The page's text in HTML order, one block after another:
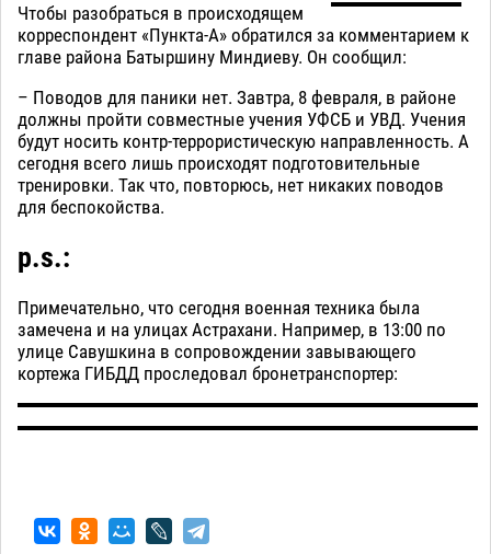
Чтобы разобраться в происходящем
корреспондент «Пункта-А» обратился за комментарием к
главе района Батыршину Миндиеву. Он сообщил:
– Поводов для паники нет. Завтра, 8 февраля, в районе
должны пройти совместные учения УФСБ и УВД. Учения
будут носить контр-террористическую направленность. А
сегодня всего лишь происходят подготовительные
тренировки. Так что, повторюсь, нет никаких поводов
для беспокойства.
p.s.:
Примечательно, что сегодня военная техника была
замечена и на улицах Астрахани. Например, в 13:00 по
улице Савушкина в сопровождении завывающего
кортежа ГИБДД проследовал бронетранспортер: